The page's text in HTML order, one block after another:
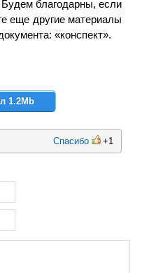
Будем благодарны, если
еще другие материалы
«конспект».
1.2Mb
Спасибо +1